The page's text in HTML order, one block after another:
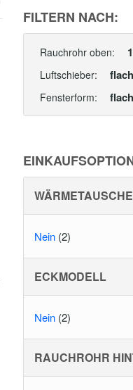
FILTERN NACH:
Rauchrohr oben:
Luftschieber: flach
Fensterform: flach
Nein (2)
ECKMODELL
Nein (2)